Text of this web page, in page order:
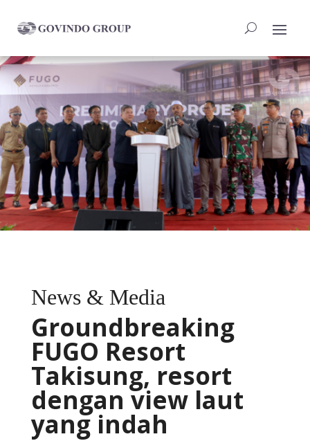
News & Media
Groundbreaking
FUGO Resort
Takisung, resort
dengan view laut
yang indah